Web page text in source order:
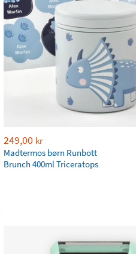
249,00 kr
Madtermos børn Runbott
Brunch 400ml Triceratops